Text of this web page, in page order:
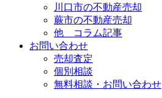
川口市の不動産売却
蕨市の不動産売却
他 コラム記事
お問い合わせ
売却査定
個別相談
無料相談・お問い合わせ